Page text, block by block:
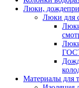
Люки,
Люки для
Материалы для